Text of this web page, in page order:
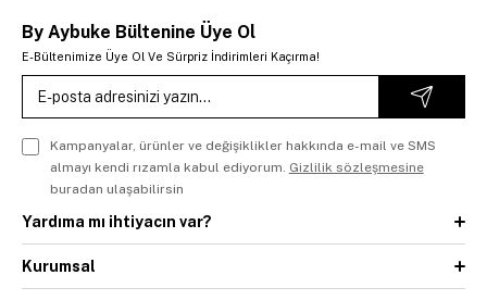
By Aybuke Bültenine Üye Ol
E-Bültenimize Üye Ol Ve Sürpriz İndirimleri Kaçırma!
Kampanyalar, ürünler ve değişiklikler hakkında e-mail ve SMS
almayı kendi rızamla kabul ediyorum. Gizlilik sözleşmesine
buradan ulaşabilirsin
Yardıma mı ihtiyacın var?
Kurumsal